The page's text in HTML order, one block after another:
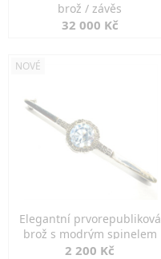
brož / závěs
32 000 Kč
NOVÉ
Elegantní prvorepubliková
brož s modrým spinelem
2 200 Kč